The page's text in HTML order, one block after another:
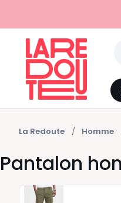
La Redoute Homme
Pantalon